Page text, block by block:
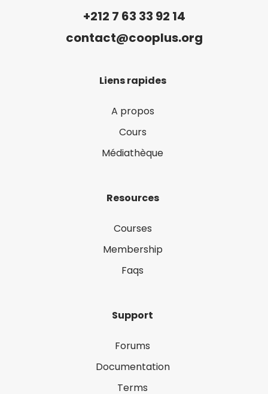
+212 7 63 33 92 14
contact@cooplus.org
Liens rapides
A propos
Cours
Médiathèque
Resources
Courses
Membership
Faqs
Support
Forums
Documentation
Terms